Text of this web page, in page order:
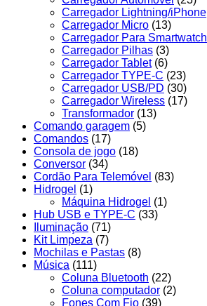
Carregador Lightning/iPhone
Carregador Micro (13)
Carregador Para Smartwatch
Carregador Pilhas (3)
Carregador Tablet (6)
Carregador TYPE-C (23)
Carregador USB/PD (30)
Carregador Wireless (17)
Transformador (13)
Comando garagem (5)
Comandos (17)
Consola de jogo (18)
Conversor (34)
Cordão Para Telemóvel (83)
Hidrogel (1)
Máquina Hidrogel (1)
Hub USB e TYPE-C (33)
Iluminação (71)
Kit Limpeza (7)
Mochilas e Pastas (8)
Música (111)
Coluna Bluetooth (22)
Coluna computador (2)
Fones Com Fio (39)